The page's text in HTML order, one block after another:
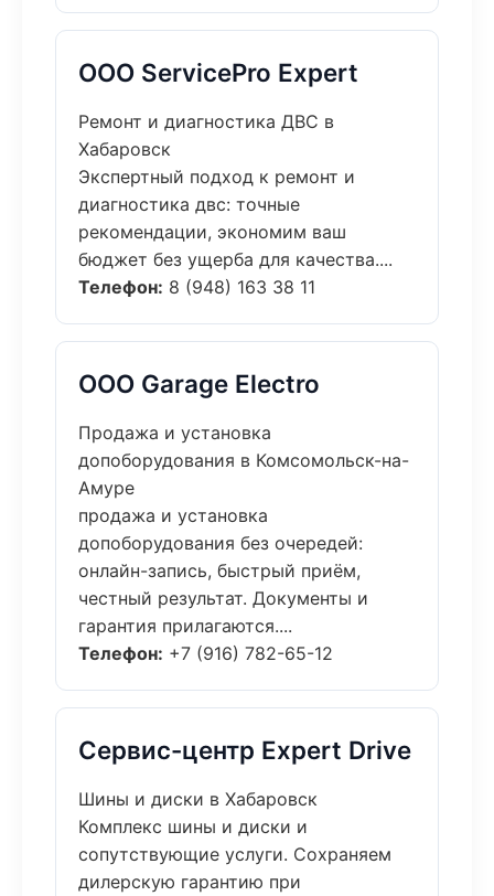
ООО ServicePro Expert
Ремонт и диагностика ДВС в
Хабаровск
Экспертный подход к ремонт и
диагностика двс: точные
рекомендации, экономим ваш
бюджет без ущерба для качества....
Телефон: 8 (948) 163 38 11
ООО Garage Electro
Продажа и установка
допоборудования в Комсомольск-на-
Амуре
продажа и установка
допоборудования без очередей:
онлайн-запись, быстрый приём,
честный результат. Документы и
гарантия прилагаются....
Телефон: +7 (916) 782-65-12
Сервис-центр Expert Drive
Шины и диски в Хабаровск
Комплекс шины и диски и
сопутствующие услуги. Сохраняем
дилерскую гарантию при